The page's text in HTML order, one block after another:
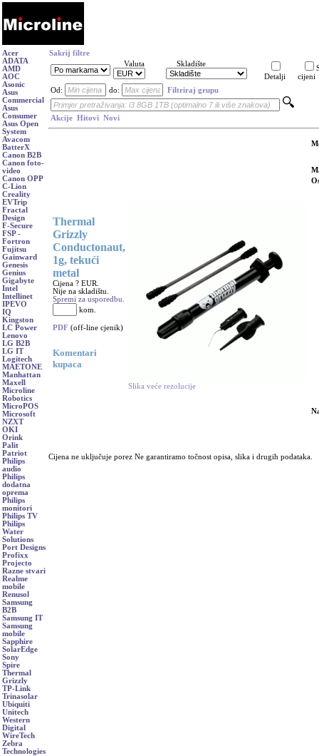
Acer
ADATA
AMD
AOC
Asonic
Asus
Commercial
Asus
Consumer
Asus Open
System
Avacom
BatterX
Canon B2B
Canon foto-
video
Canon OPP
C-Lion
Creality
EVTrip
Fractal
Design
F-Secure
FSP -
Fortron
Fujitsu
Gainward
Genesis
Genius
Gigabyte
Intel
Intellinet
IPEVO
IQ
Kingston
LC Power
Lenovo
LG B2B
LG IT
Logitech
MAETONE
Manhattan
Maxell
Microline
Robotics
MicroPOS
Microsoft
NZXT
OKI
Orink
Palit
Patriot
Philips
audio
Philips
dodatna
oprema
Philips
monitori
Philips TV
Philips
Water
Solutions
Port Designs
Profixx
Projecto
Razne stvari
Realme
mobile
Renusol
Samsung
B2B
Samsung IT
Samsung
mobile
Sapphire
SolarEdge
Sony
Spire
Thermal
Grizzly
TP-Link
Trinasolar
Ubiquiti
Unitech
Western
Digital
WireTech
Zebra
Technologies
Sakrij filtre
Valuta
Skladište
Detalji
cijeni
Od:
do: Filtriraj grupu
Akcije Hitovi Novi
Thermal
Grizzly
Conductonaut,
1g, tekući
metal
Cijena ? EUR.
Nije na skladištu.
Spremi za usporedbu.
kom.
PDF (off-line cjenik)
Komentari
kupaca
Slika veće rezolucije
Cijena ne uključuje porez Ne garantiramo točnost opisa, slika i drugih podataka.